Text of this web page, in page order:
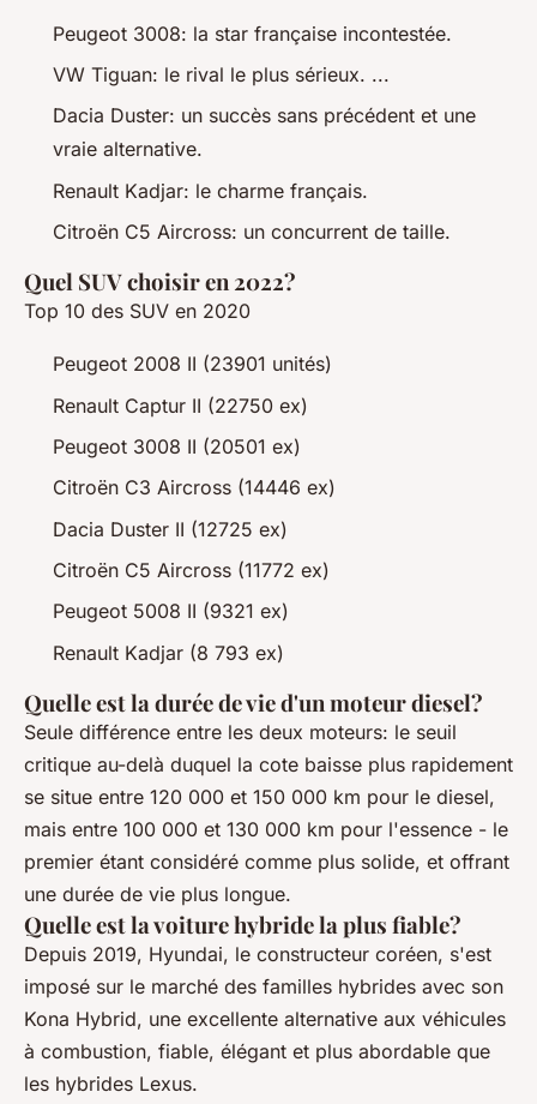
Peugeot 3008: la star française incontestée.
VW Tiguan: le rival le plus sérieux. ...
Dacia Duster: un succès sans précédent et une
vraie alternative.
Renault Kadjar: le charme français.
Citroën C5 Aircross: un concurrent de taille.
Quel SUV choisir en 2022?
Top 10 des SUV en 2020
Peugeot 2008 II (23901 unités)
Renault Captur II (22750 ex)
Peugeot 3008 II (20501 ex)
Citroën C3 Aircross (14446 ex)
Dacia Duster II (12725 ex)
Citroën C5 Aircross (11772 ex)
Peugeot 5008 II (9321 ex)
Renault Kadjar (8 793 ex)
Quelle est la durée de vie d'un moteur diesel?
Seule différence entre les deux moteurs: le seuil
critique au-delà duquel la cote baisse plus rapidement
se situe entre 120 000 et 150 000 km pour le diesel,
mais entre 100 000 et 130 000 km pour l'essence - le
premier étant considéré comme plus solide, et offrant
une durée de vie plus longue.
Quelle est la voiture hybride la plus fiable?
Depuis 2019, Hyundai, le constructeur coréen, s'est
imposé sur le marché des familles hybrides avec son
Kona Hybrid, une excellente alternative aux véhicules
à combustion, fiable, élégant et plus abordable que
les hybrides Lexus.